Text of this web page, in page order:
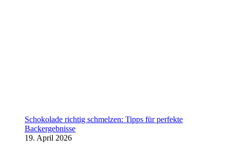
Schokolade richtig schmelzen: Tipps für perfekte
Backergebnisse
19. April 2026